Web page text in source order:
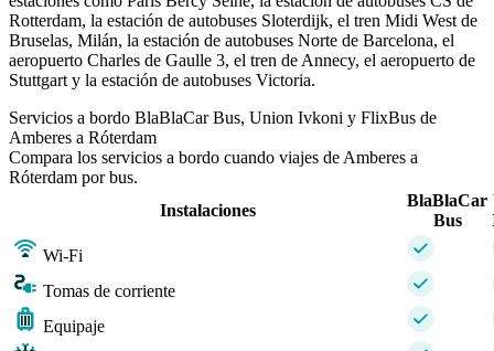
Rotterdam, la estación de autobuses Sloterdijk, el tren Midi West de
Bruselas, Milán, la estación de autobuses Norte de Barcelona, ​​el
aeropuerto Charles de Gaulle 3, el tren de Annecy, el aeropuerto de
Stuttgart y la estación de autobuses Victoria.
Servicios a bordo BlaBlaCar Bus, Union Ivkoni y FlixBus de
Amberes a Róterdam
Compara los servicios a bordo cuando viajes de Amberes a
Róterdam por bus.
Instalaciones
BlaBlaCar
Bus
Wi-Fi
Tomas de corriente
Equipaje